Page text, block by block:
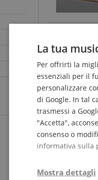
La tua
Per offrirti la
essenziali per il
personalizzare
di Google. In tal
trasmessi a
"Accetta",
consenso o
informativa sulla
Mostra dettagli